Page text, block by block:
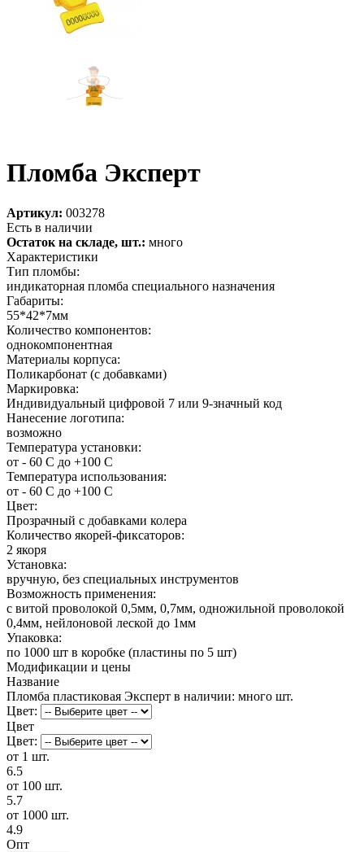
Пломба Эксперт
Артикул: 003278
Есть в наличии
Остаток на складе, шт.: много
Характеристики
Тип пломбы:
индикаторная пломба специального назначения
Габариты:
55*42*7мм
Количество компонентов:
однокомпонентная
Материалы корпуса:
Поликарбонат (с добавками)
Маркировка:
Индивидуальный цифровой 7 или 9-значный код
Нанесение логотипа:
возможно
Температура установки:
от - 60 С до +100 С
Температура использования:
от - 60 С до +100 С
Цвет:
Прозрачный с добавками колера
Количество якорей-фиксаторов:
2 якоря
Установка:
вручную, без специальных инструментов
Возможность применения:
с витой проволокой 0,5мм, 0,7мм, одножильной проволокой
0,4мм, нейлоновой леской до 1мм
Упаковка:
по 1000 шт в коробке (пластины по 5 шт)
Модификации и цены
Название
Пломба пластиковая Эксперт в наличии: много шт.
Цвет:
Цвет
Цвет:
от 1 шт.
6.5
от 100 шт.
5.7
от 1000 шт.
4.9
Опт